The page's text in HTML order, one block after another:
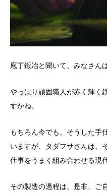
庖丁鍛冶と聞いて、みなさん
やっぱり頑固職人が赤く輝く
すかね。
もちろん今でも、そうした手
いますが、タダフサさんは、
仕事をうまく組み合わせる現
その製造の過程は、是非、ご